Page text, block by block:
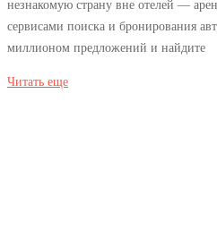
незнакомую страну вне отелей —
сервисами поиска и бронирования
миллионом предложений и найдите
Читать ещевозможно